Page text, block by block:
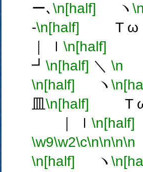
ー､\n[half] ヽ
-\n[half] T ω
｜ ｌ \n[half]
┛ \n[half] ＼ \n
\n[half] ヽ
皿\n[half] T ω
｜ ｌ \n[half]
\w9\w2\c\n\n\n\n
\n[half] ヽ